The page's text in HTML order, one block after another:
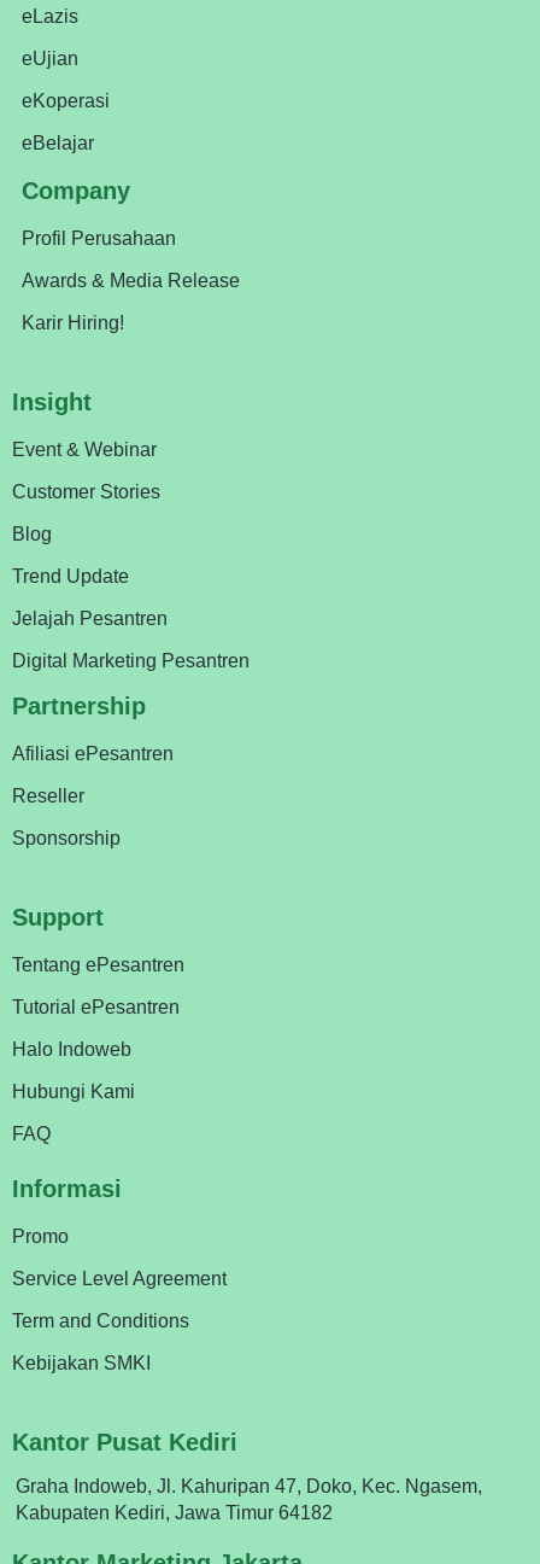
eLazis
eUjian
eKoperasi
eBelajar
Company
Profil Perusahaan
Awards & Media Release
Karir Hiring!
Insight
Event & Webinar
Customer Stories
Blog
Trend Update
Jelajah Pesantren
Digital Marketing Pesantren
Partnership
Afiliasi ePesantren
Reseller
Sponsorship
Support
Tentang ePesantren
Tutorial ePesantren
Halo Indoweb
Hubungi Kami
FAQ
Informasi
Promo
Service Level Agreement
Term and Conditions
Kebijakan SMKI
Kantor Pusat Kediri
Graha Indoweb, Jl. Kahuripan 47, Doko, Kec. Ngasem,
Kabupaten Kediri, Jawa Timur 64182